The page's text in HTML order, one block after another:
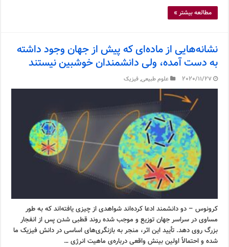
مطالعه بیشتر »
نشانه‌هایی از ماده‌ای که پیش از جهان وجود داشته
به دست آمده، ولی دانشمندان خوشبین نیستند
2020/11/27 علوم طبیعی,فیزیک
کرونوس – دو دانشمند ادعا کرده‌اند شواهدی از چیزی یافته‌اند که به طور
مساوی در سراسر جهان توزیع و موجب شده روند قطبی شدن پس از انفجار
بزرگ روی دهد. تأیید این اثر، منجر به بازنگری‌های اساسی در دانش فیزیک ما
شده و احتمالاً اولین بینش واقعی درباره‌ی ماهیت انرژی …